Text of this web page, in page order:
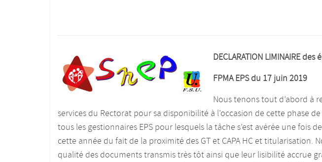
DECLARATION LIMINAIRE des
FPMA EPS du 17 juin 2019
Nous tenons tout d’abord à
services du Rectorat pour sa disponibilité à l’occasion de cette phase
tous les gestionnaires EPS pour lesquels la tâche s’est avérée une fois
cette année du fait de la proximité des GT et CAPA HC et titularisation.
qualité des documents transmis très tôt ainsi que leur lisibilité accrue